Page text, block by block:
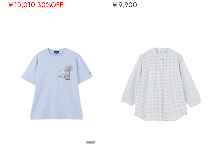
￥10,010 30%OFF ￥9,900